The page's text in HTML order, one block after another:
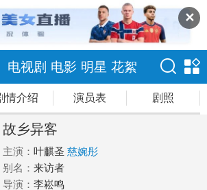
✕
电视剧 电影 明星 花絮
情介绍 演员表 剧照
故乡异客
主演： 叶麒圣 慈婉彤
别名： 来访者
导演： 李崧鸣